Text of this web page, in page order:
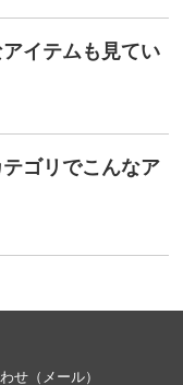
イテムも見てい
ゴリでこんなア
せ（メール）